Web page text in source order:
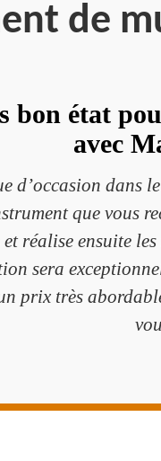
de
état
avec
d’occasion dans
que vous
réalise ensuite
sera
prix très